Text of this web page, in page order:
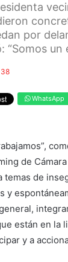
por
un
WhatsApp
de
temas de
y
están en la
y a